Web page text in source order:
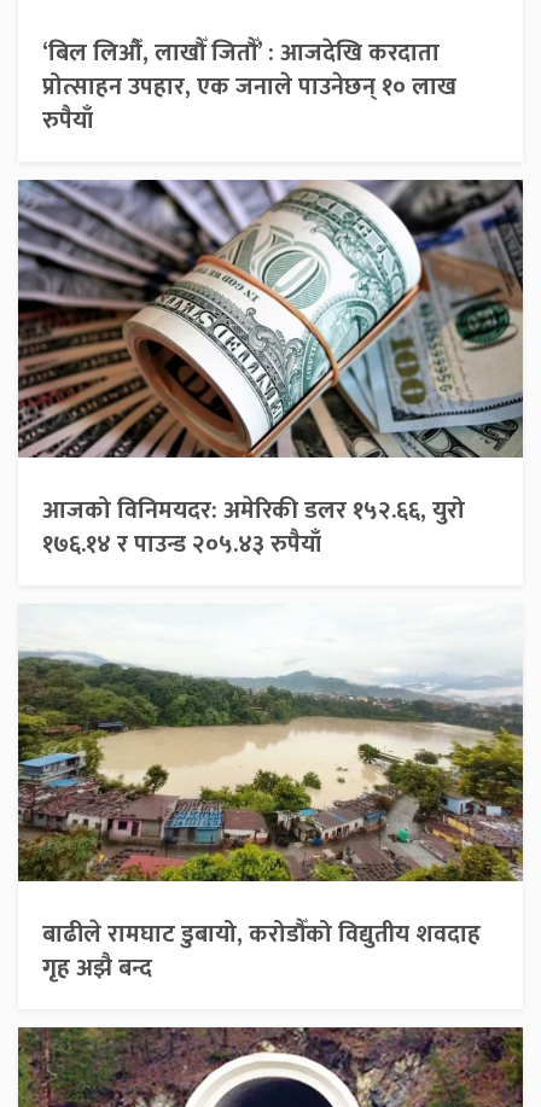
‘बिल लिऔँ, लाखौँ जितौँ’ : आजदेखि करदाता
प्रोत्साहन उपहार, एक जनाले पाउनेछन् १० लाख
रुपैयाँ
आजको विनिमयदर: अमेरिकी डलर १५२.६६, युरो
१७६.१४ र पाउन्ड २०५.४३ रुपैयाँ
बाढीले रामघाट डुबायो, करोडौँको विद्युतीय शवदाह
गृह अझै बन्द